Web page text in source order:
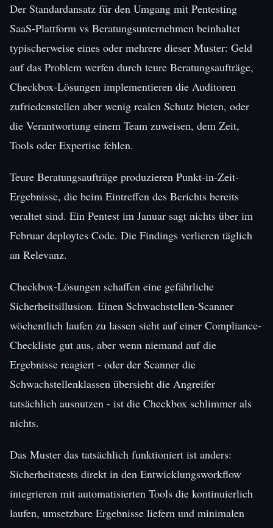
Der Standardansatz für den Umgang mit Pentesting
SaaS-Plattform vs Beratungsunternehmen beinhaltet
typischerweise eines oder mehrere dieser Muster: Geld
auf das Problem werfen durch teure Beratungsaufträge,
Checkbox-Lösungen implementieren die Auditoren
zufriedenstellen aber wenig realen Schutz bieten, oder
die Verantwortung einem Team zuweisen, dem Zeit,
Tools oder Expertise fehlen.
Teure Beratungsaufträge produzieren Punkt-in-Zeit-
Ergebnisse, die beim Eintreffen des Berichts bereits
veraltet sind. Ein Pentest im Januar sagt nichts über im
Februar deploytes Code. Die Findings verlieren täglich
an Relevanz.
Checkbox-Lösungen schaffen eine gefährliche
Sicherheitsillusion. Einen Schwachstellen-Scanner
wöchentlich laufen zu lassen sieht auf einer Compliance-
Checkliste gut aus, aber wenn niemand auf die
Ergebnisse reagiert - oder der Scanner die
Schwachstellenklassen übersieht die Angreifer
tatsächlich ausnutzen - ist die Checkbox schlimmer als
nichts.
Das Muster das tatsächlich funktioniert ist anders:
Sicherheitstests direkt in den Entwicklungsworkflow
integrieren mit automatisierten Tools die kontinuierlich
laufen, umsetzbare Ergebnisse liefern und minimalen